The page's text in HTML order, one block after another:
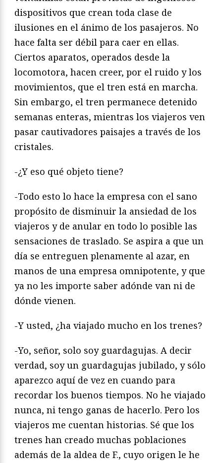
dispositivos que crean toda clase de
ilusiones en el ánimo de los pasajeros. No
hace falta ser débil para caer en ellas.
Ciertos aparatos, operados desde la
locomotora, hacen creer, por el ruido y los
movimientos, que el tren está en marcha.
Sin embargo, el tren permanece detenido
semanas enteras, mientras los viajeros ven
pasar cautivadores paisajes a través de los
cristales.
-¿Y eso qué objeto tiene?
-Todo esto lo hace la empresa con el sano
propósito de disminuir la ansiedad de los
viajeros y de anular en todo lo posible las
sensaciones de traslado. Se aspira a que un
día se entreguen plenamente al azar, en
manos de una empresa omnipotente, y que
ya no les importe saber adónde van ni de
dónde vienen.
-Y usted, ¿ha viajado mucho en los trenes?
-Yo, señor, solo soy guardagujas. A decir
verdad, soy un guardagujas jubilado, y sólo
aparezco aquí de vez en cuando para
recordar los buenos tiempos. No he viajado
nunca, ni tengo ganas de hacerlo. Pero los
viajeros me cuentan historias. Sé que los
trenes han creado muchas poblaciones
además de la aldea de F., cuyo origen le he